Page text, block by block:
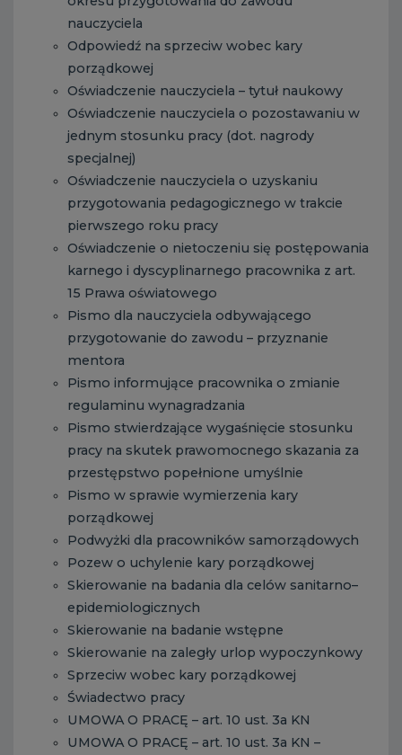
nauczyciela
Odpowiedź na sprzeciw wobec kary
porządkowej
Oświadczenie nauczyciela – tytuł naukowy
Oświadczenie nauczyciela o pozostawaniu w
jednym stosunku pracy (dot. nagrody
specjalnej)
Oświadczenie nauczyciela o uzyskaniu
przygotowania pedagogicznego w trakcie
pierwszego roku pracy
Oświadczenie o nietoczeniu się postępowania
karnego i dyscyplinarnego pracownika z art.
15 Prawa oświatowego
Pismo dla nauczyciela odbywającego
przygotowanie do zawodu – przyznanie
mentora
Pismo informujące pracownika o zmianie
regulaminu wynagradzania
Pismo stwierdzające wygaśnięcie stosunku
pracy na skutek prawomocnego skazania za
przestępstwo popełnione umyślnie
Pismo w sprawie wymierzenia kary
porządkowej
Podwyżki dla pracowników samorządowych
Pozew o uchylenie kary porządkowej
Skierowanie na badania dla celów sanitarno–
epidemiologicznych
Skierowanie na badanie wstępne
Skierowanie na zaległy urlop wypoczynkowy
Sprzeciw wobec kary porządkowej
Świadectwo pracy
UMOWA O PRACĘ – art. 10 ust. 3a KN
UMOWA O PRACĘ – art. 10 ust. 3a KN –